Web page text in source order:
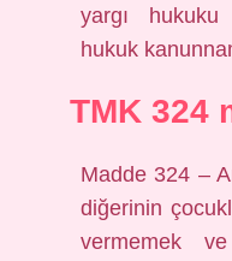
yargı
hukuk
TMK 324
Madde 324 –
diğerinin
vermemek